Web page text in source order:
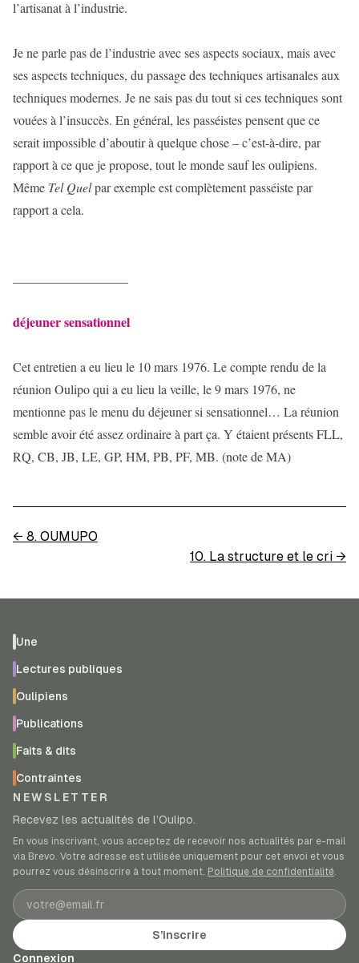
l’artisanat à l’industrie.
Je ne parle pas de l’industrie avec ses aspects sociaux, mais avec
ses aspects techniques, du passage des techniques artisanales aux
techniques modernes. Je ne sais pas du tout si ces techniques sont
vouées à l’insuccès. En général, les passéistes pensent que ce
serait impossible d’aboutir à quelque chose – c’est-à-dire, par
rapport à ce que je propose, tout le monde sauf les oulipiens.
Même Tel Quelpar exemple est complètement passéiste par
rapport a cela.
déjeuner sensationnel
Cet entretien a eu lieu le 10 mars 1976. Le compte rendu de la
réunion Oulipo qui a eu lieu la veille, le 9 mars 1976, ne
mentionne pas le menu du déjeuner si sensationnel… La réunion
semble avoir été assez ordinaire à part ça. Y étaient présents FLL,
RQ, CB, JB, LE, GP, HM, PB, PF, MB. (note de MA)
← 8. OUMUPO
10. La structure et le cri →
Une
Lectures publiques
Oulipiens
Publications
Faits & dits
Contraintes
NEWSLETTER
Recevez les actualités de l’Oulipo.
En vous inscrivant, vous acceptez de recevoir nos actualités par e-mail
via Brevo. Votre adresse est utilisée uniquement pour cet envoi et vous
pourrez vous désinscrire à tout moment. Politique de confidentialité.
Adresse e-mail
S’inscrire
Connexion